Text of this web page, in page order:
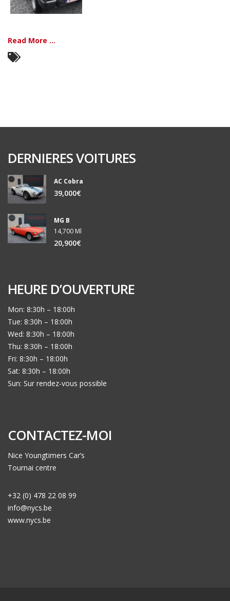
Read More ...
DERNIERES VOITURES
AC Cobra
39,000€
MG B
14,700 Ml
20,900€
HEURE D’OUVERTURE
Mon: 8:30h – 18:00h
Tue: 8:30h – 18:00h
Wed: 8:30h – 18:00h
Thu: 8:30h – 18:00h
Fri: 8:30h – 18:00h
Sat: 8:30h – 18:00h
Sun: Sur rendez-vous possible
CONTACTEZ-MOI
Nice Youngtimers Car’s
Tournai centre
+32 (0) 478 22 08 99
info@nycs.be
www.nycs.be